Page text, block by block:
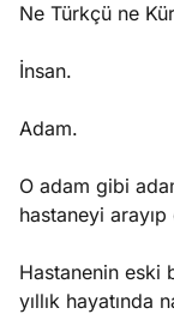
Ne Türkçü ne
İnsan.
Adam.
O adam gibi
hastaneyi
Hastanenin eski
yıllık hayatında